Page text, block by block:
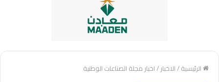
الرئيسية/الاخبار/اخبار مجلة الصناعات الوطنية